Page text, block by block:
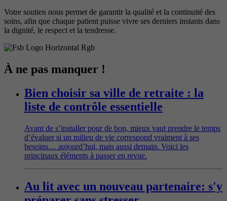
Votre soutien nous permet de garantir la qualité et la continuité des
soins, afin que chaque patient puisse vivre ses derniers instants dans
la dignité, le respect et la tendresse.
À ne pas manquer !
Bien choisir sa ville de retraite : la
liste de contrôle essentielle
Avant de s’installer pour de bon, mieux vaut prendre le temps
d’évaluer si un milieu de vie correspond vraiment à ses
besoins… aujourd’hui, mais aussi demain. Voici les
principaux éléments à passer en revue.
Au lit avec un nouveau partenaire: s'y